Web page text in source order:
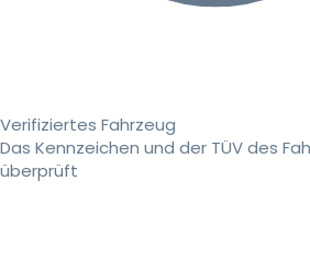
Verifiziertes Fahrzeug
Das Kennzeichen und der TÜV des
überprüft